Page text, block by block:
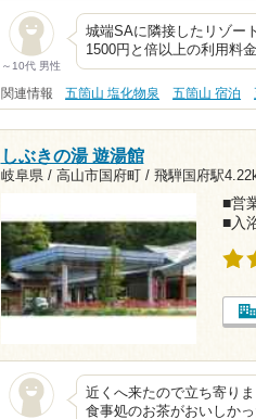
～10代 男性
城端SAに隣接したリゾー
1500円と倍以上の利用料
関連情報 五箇山 塩化物泉 五箇山 宿泊
しぶきの湯 遊湯館
岐阜県 / 高山市国府町 / 飛騨国府駅
■営
■入
近くへ来たので立ち寄り
食事処のお茶がおいしか